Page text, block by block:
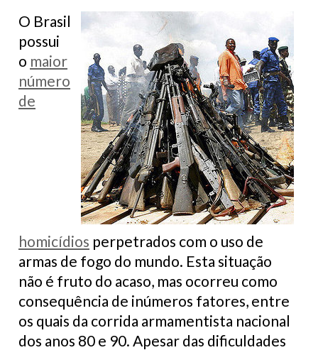
O Brasil
possui
o maior
número
de
homicídios perpetrados com o uso de
armas de fogo do mundo. Esta situação
não é fruto do acaso, mas ocorreu como
consequência de inúmeros fatores, entre
os quais da corrida armamentista nacional
dos anos 80 e 90. Apesar das dificuldades